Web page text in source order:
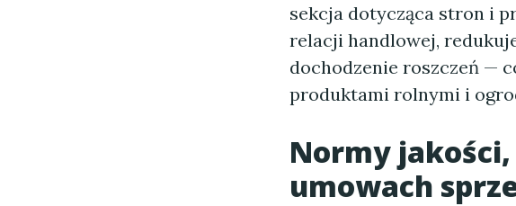
sekcja dotycząca stron i
relacji handlowej,
dochodzenie roszczeń —
produktami rolnymi i
Normy
umowach